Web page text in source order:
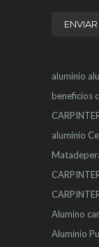
aluminio
beneficios
aluminio
Alumino
Aluminio